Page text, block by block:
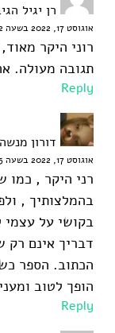
רן יגיל
אוגוסט 17, 2022 בשעה 10:52 am
רוני היקר
תגובה מעולה.
Reply
דורון מנשה
אוגוסט 17, 2022 בשעה 11:55 am
רני היקר , כמו
בהמלצותיך ,
בקושי על עצמי
דבריך אינם
הכתוב. הספר
הופך לטוב
Reply